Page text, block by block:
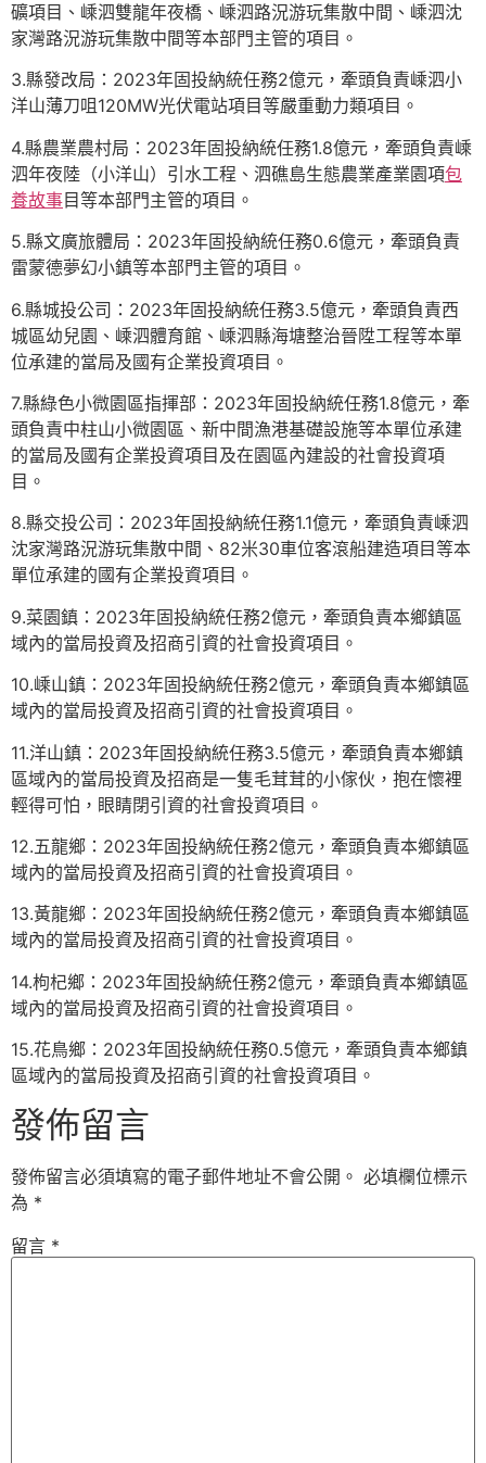
礦項目、嵊泗雙龍年夜橋、嵊泗路況游玩集散中間、嵊泗沈
家灣路況游玩集散中間等本部門主管的項目。
3.縣發改局：2023年固投納統任務2億元，牽頭負責嵊泗小
洋山薄刀咀120MW光伏電站項目等嚴重動力類項目。
4.縣農業農村局：2023年固投納統任務1.8億元，牽頭負責嵊
泗年夜陸（小洋山）引水工程、泗礁島生態農業產業園項包
養故事目等本部門主管的項目。
5.縣文廣旅體局：2023年固投納統任務0.6億元，牽頭負責
雷蒙德夢幻小鎮等本部門主管的項目。
6.縣城投公司：2023年固投納統任務3.5億元，牽頭負責西
城區幼兒園、嵊泗體育館、嵊泗縣海塘整治晉陞工程等本單
位承建的當局及國有企業投資項目。
7.縣綠色小微園區指揮部：2023年固投納統任務1.8億元，牽
頭負責中柱山小微園區、新中間漁港基礎設施等本單位承建
的當局及國有企業投資項目及在園區內建設的社會投資項
目。
8.縣交投公司：2023年固投納統任務1.1億元，牽頭負責嵊泗
沈家灣路況游玩集散中間、82米30車位客滾船建造項目等本
單位承建的國有企業投資項目。
9.菜園鎮：2023年固投納統任務2億元，牽頭負責本鄉鎮區
域內的當局投資及招商引資的社會投資項目。
10.嵊山鎮：2023年固投納統任務2億元，牽頭負責本鄉鎮區
域內的當局投資及招商引資的社會投資項目。
11.洋山鎮：2023年固投納統任務3.5億元，牽頭負責本鄉鎮
區域內的當局投資及招商是一隻毛茸茸的小傢伙，抱在懷裡
輕得可怕，眼睛閉引資的社會投資項目。
12.五龍鄉：2023年固投納統任務2億元，牽頭負責本鄉鎮區
域內的當局投資及招商引資的社會投資項目。
13.黃龍鄉：2023年固投納統任務2億元，牽頭負責本鄉鎮區
域內的當局投資及招商引資的社會投資項目。
14.枸杞鄉：2023年固投納統任務2億元，牽頭負責本鄉鎮區
域內的當局投資及招商引資的社會投資項目。
15.花鳥鄉：2023年固投納統任務0.5億元，牽頭負責本鄉鎮
區域內的當局投資及招商引資的社會投資項目。
發佈留言
發佈留言必須填寫的電子郵件地址不會公開。 必填欄位標示
為 *
留言 *